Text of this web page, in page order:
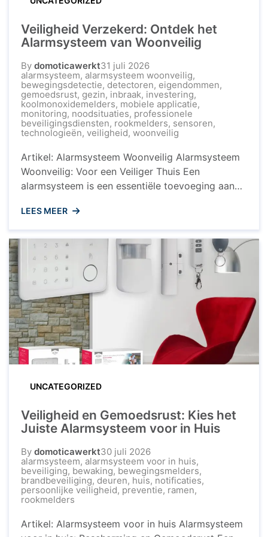
Veiligheid Verzekerd: Ontdek het
Alarmsysteem van Woonveilig
By domoticawerkt31 juli 2026
alarmsysteem, alarmsysteem woonveilig,
bewegingsdetectie, detectoren, eigendommen,
gemoedsrust, gezin, inbraak, investering,
koolmonoxidemelders, mobiele applicatie,
monitoring, noodsituaties, professionele
beveiligingsdiensten, rookmelders, sensoren,
technologieën, veiligheid, woonveilig
Artikel: Alarmsysteem Woonveilig Alarmsysteem
Woonveilig: Voor een Veiliger Thuis Een
alarmsysteem is een essentiële toevoeging aan
eigendommen te waarborgen. Woonveilig biedt
een geavanceerd alarmsysteem dat zorgt voor
gemoedsrust en bescherming tegen inbraak en
andere noodsituaties. Waarom Kiezen voor
Alarmsysteem Woonveilig? Het alarmsysteem van
Woonveilig is eenvoudig ...
LEES MEER
UNCATEGORIZED
Veiligheid en Gemoedsrust: Kies het
Juiste Alarmsysteem voor in Huis
By domoticawerkt30 juli 2026
alarmsysteem, alarmsysteem voor in huis,
beveiliging, bewaking, bewegingsmelders,
brandbeveiliging, deuren, huis, notificaties,
persoonlijke veiligheid, preventie, ramen,
rookmelders
Artikel: Alarmsysteem voor in huis Alarmsysteem